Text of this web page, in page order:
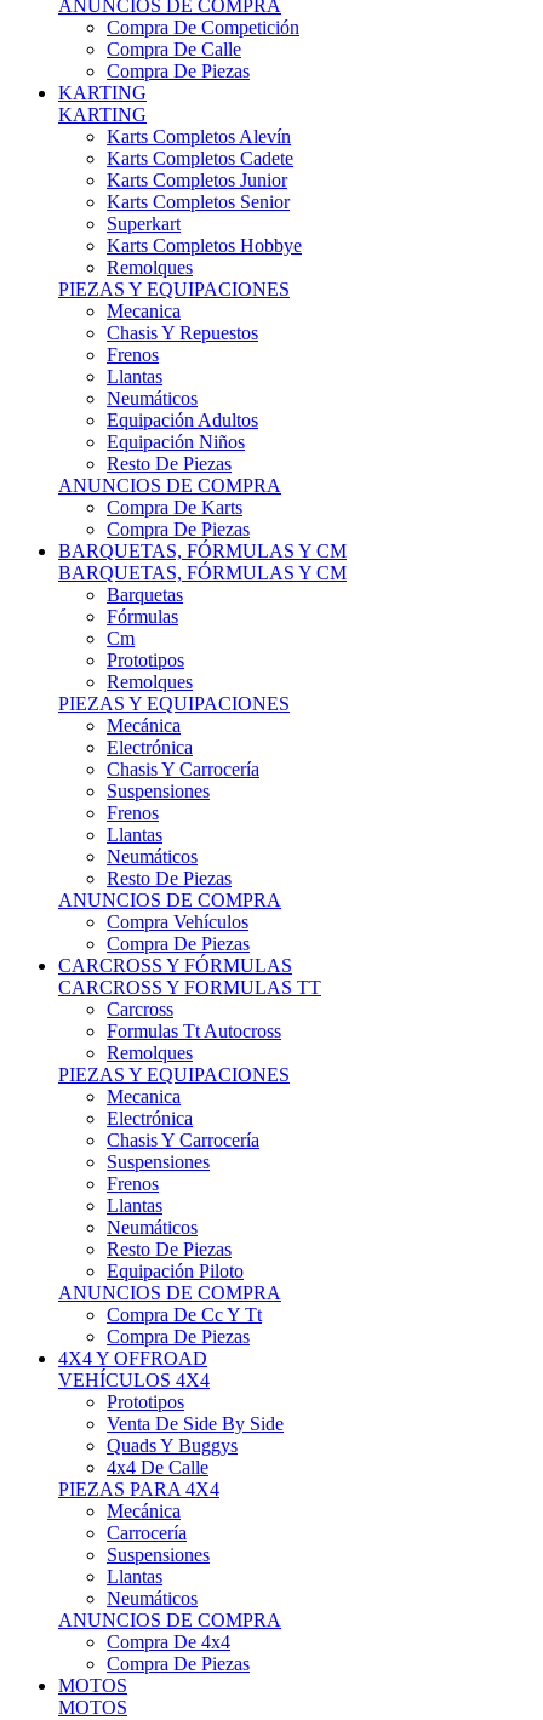
Compra De Calle
Compra De Piezas
KARTING
KARTING
Karts Completos Alevín
Karts Completos Cadete
Karts Completos Junior
Karts Completos Senior
Superkart
Karts Completos Hobbye
Remolques
PIEZAS Y EQUIPACIONES
Mecanica
Chasis Y Repuestos
Frenos
Llantas
Neumáticos
Equipación Adultos
Equipación Niños
Resto De Piezas
ANUNCIOS DE COMPRA
Compra De Karts
Compra De Piezas
BARQUETAS, FÓRMULAS Y CM
BARQUETAS, FÓRMULAS Y CM
Barquetas
Fórmulas
Cm
Prototipos
Remolques
PIEZAS Y EQUIPACIONES
Mecánica
Electrónica
Chasis Y Carrocería
Suspensiones
Frenos
Llantas
Neumáticos
Resto De Piezas
ANUNCIOS DE COMPRA
Compra Vehículos
Compra De Piezas
CARCROSS Y FÓRMULAS
CARCROSS Y FORMULAS TT
Carcross
Formulas Tt Autocross
Remolques
PIEZAS Y EQUIPACIONES
Mecanica
Electrónica
Chasis Y Carrocería
Suspensiones
Frenos
Llantas
Neumáticos
Resto De Piezas
Equipación Piloto
ANUNCIOS DE COMPRA
Compra De Cc Y Tt
Compra De Piezas
4X4 Y OFFROAD
VEHÍCULOS 4X4
Prototipos
Venta De Side By Side
Quads Y Buggys
4x4 De Calle
PIEZAS PARA 4X4
Mecánica
Carrocería
Suspensiones
Llantas
Neumáticos
ANUNCIOS DE COMPRA
Compra De 4x4
Compra De Piezas
MOTOS
MOTOS
Motos De Circuito